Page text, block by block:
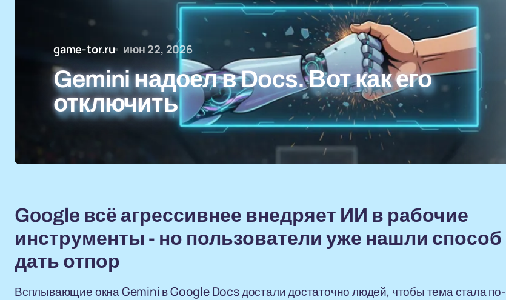
game-tor.ru июн 22, 2026
Gemini надоел в Docs. Вот как его
отключить
Google всё агрессивнее внедряет ИИ в рабочие
инструменты - но пользователи уже нашли способ
дать отпор
Всплывающие окна Gemini в Google Docs достали достаточно людей, чтобы тема стала по-